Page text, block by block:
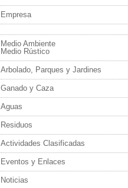
Empresa
Medio Ambiente
Medio Rústico
Arbolado, Parques y Jardines
Ganado y Caza
Aguas
Residuos
Actividades Clasificadas
Eventos y Enlaces
Noticias